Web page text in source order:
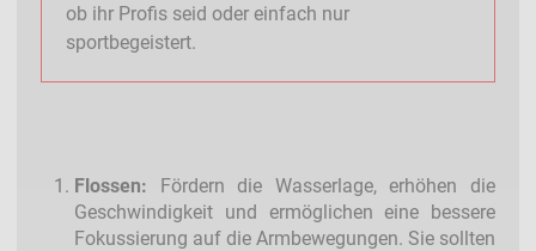
ob ihr Profis seid oder einfach nur
sportbegeistert.
Flossen: Fördern die Wasserlage, erhöhen die
Geschwindigkeit und ermöglichen eine bessere
Fokussierung auf die Armbewegungen. Sie sollten